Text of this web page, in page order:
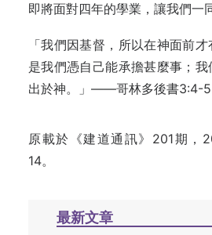
即將面對四年的學業，讓我們一
「我們因基督，所以在神面前
是我們憑自己能承擔甚麼事；
出於神。」——哥林多後書3:4-5
原載於《建道通訊》201期，
14。
最新文章